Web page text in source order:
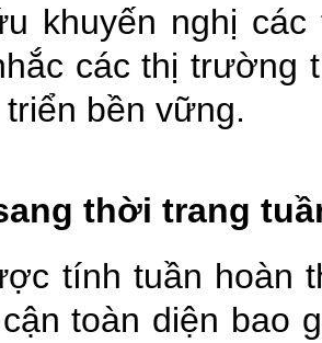
khuyến nghị
các thị trường
bền vững.
thời trang
tính tuần hoàn
toàn diện bao